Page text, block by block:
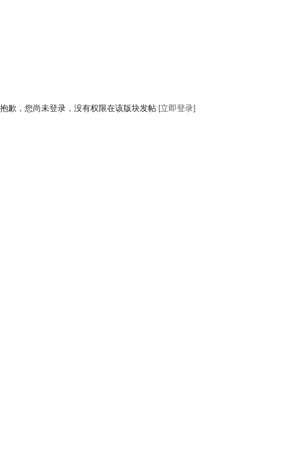
抱歉，您尚未登录，没有权限在该版块发帖 [立即登录]